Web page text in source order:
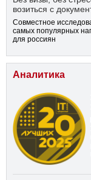
возиться с
Совместное
самых популярных
для россиян
Аналитика